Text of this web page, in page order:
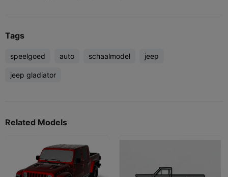
Tags
speelgoed auto schaalmodel jeep
jeep gladiator
Related Models